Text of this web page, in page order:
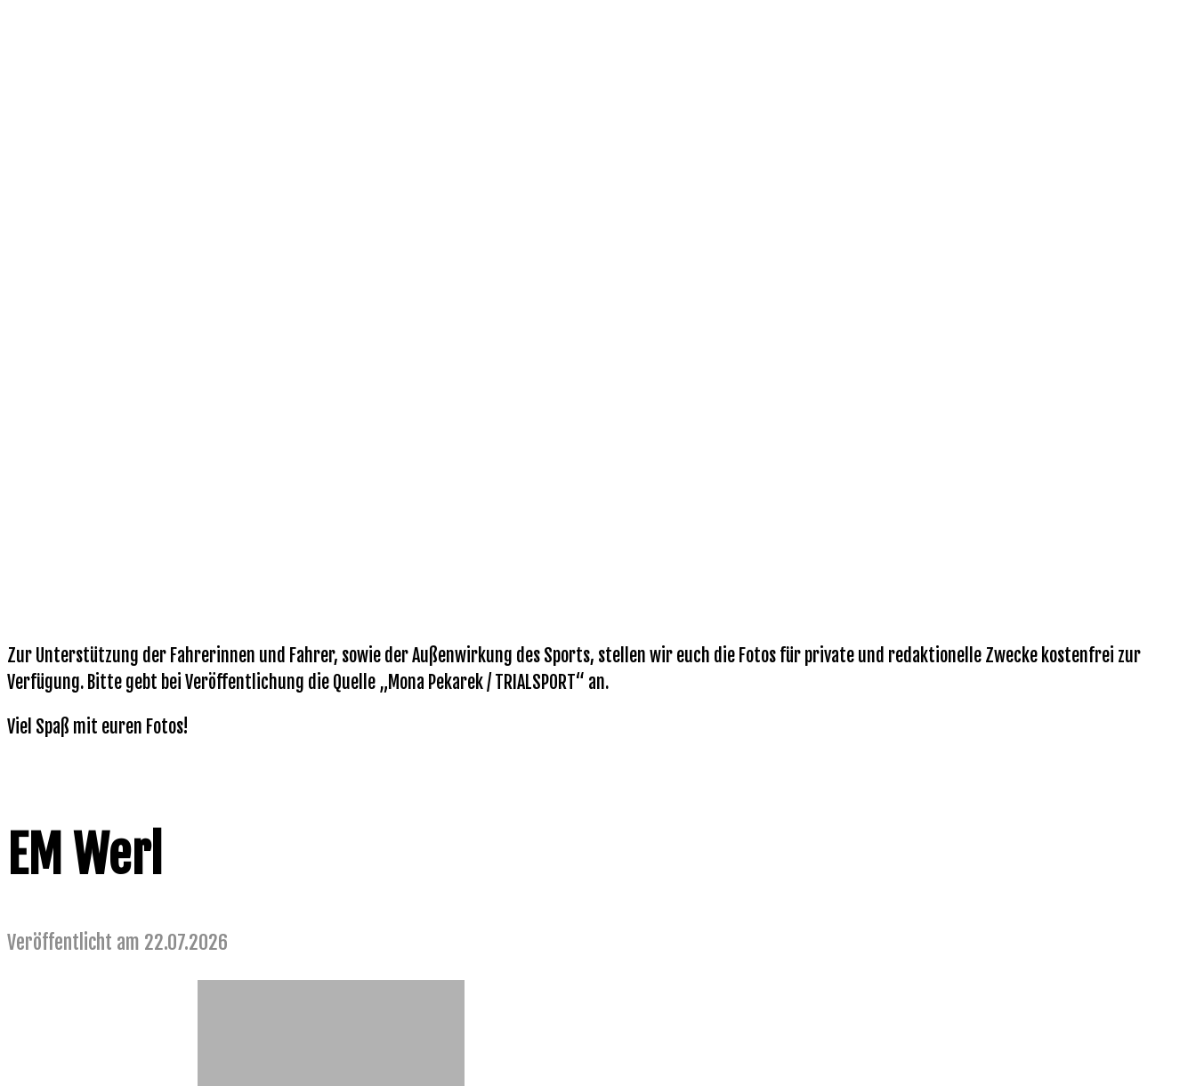
Zur Unterstützung der Fahrerinnen und Fahrer, sowie der Außenwirkung des Sports, stellen wir euch die Fotos für private und redaktionelle Zwecke kostenfrei zur
Verfügung. Bitte gebt bei Veröffentlichung die Quelle „Mona Pekarek / TRIALSPORT“ an.
Viel Spaß mit euren Fotos!
EM Werl
Veröffentlicht am 22.07.2026